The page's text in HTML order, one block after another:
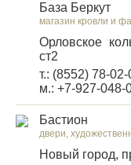
База Беркут
магазин кровли и
Орловское
ст2
т.: (8552) 78-02-
м.: +7-927-048-
Бастион
двери,
Новый город,